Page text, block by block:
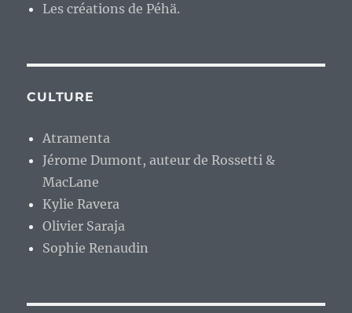
Les créations de Péhä.
CULTURE
Atramenta
Jérome Dumont, auteur de Rossetti &
MacLane
Kylie Ravera
Olivier Saraja
Sophie Renaudin